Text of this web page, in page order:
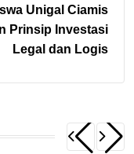
Unigal Ciamis
Prinsip Investasi
Legal dan Logis